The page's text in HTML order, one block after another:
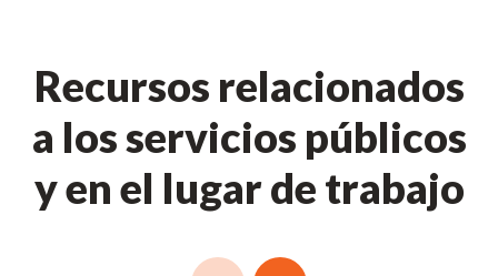
Recursos relacionados
a los servicios públicos
y en el lugar de trabajo